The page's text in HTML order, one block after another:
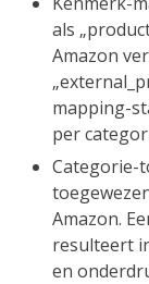
als
Amazon
mapping-
per
Categorie-
Amazon.
resulteert
en